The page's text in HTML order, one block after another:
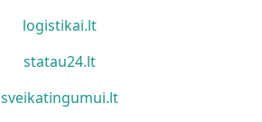
logistikai.lt
statau24.lt
sveikatingumui.lt